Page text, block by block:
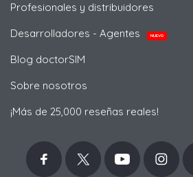
Profesionales y distribuidores
Desarrolladores - Agentes
NUEVO
Blog doctorSIM
Sobre nosotros
¡Más de 25,000 reseñas reales!